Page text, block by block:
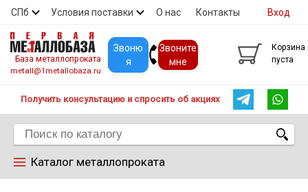
СПб Условия поставки О нас Контакты
Скидки Прайс Покупателям
Вход
База металлопроката
metall@1metallobaza.ru
Звоню
я
Звоните
мне
Корзина
пуста
Получить консультацию и спросить об акциях
Каталог металлопроката